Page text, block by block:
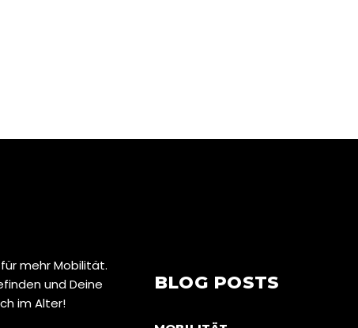
mehr Mobilität.
und Deine
im Alter!
BLOG POSTS